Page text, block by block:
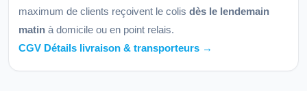
maximum de clients reçoivent le colis dès le lendemain
matin à domicile ou en point relais.
CGV Détails livraison & transporteurs →